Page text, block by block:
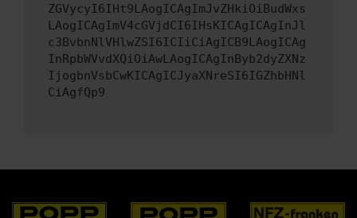
ZGVycyI6IHt9LAogICAgImJvZHkiOiBudWxs
LAogICAgImV4cGVjdCI6IHsKICAgICAgInJl
c3BvbnNlVHlwZSI6ICIiCiAgICB9LAogICAg
InRpbWVvdXQiOiAwLAogICAgInByb2dyZXNz
IjogbnVsbCwKICAgICJyaXNreSI6IGZhbHNl
CiAgfQp9